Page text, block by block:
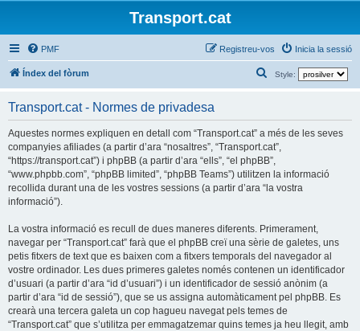
Transport.cat
PMF Inicia la sessió
Registreu-vos
Índex del fòrum Style:
e
c
a
Transport.cat - Normes de privadesa
Aquestes normes expliquen en detall com “Transport.cat” a més de les seves
companyies afiliades (a partir d’ara “nosaltres”, “Transport.cat”,
“https://transport.cat”) i phpBB (a partir d’ara “ells”, “el phpBB”,
“www.phpbb.com”, “phpBB limited”, “phpBB Teams”) utilitzen la informació
recollida durant una de les vostres sessions (a partir d’ara “la vostra
informació”).
La vostra informació es recull de dues maneres diferents. Primerament,
navegar per “Transport.cat” farà que el phpBB creï una sèrie de galetes, uns
petis fitxers de text que es baixen com a fitxers temporals del navegador al
vostre ordinador. Les dues primeres galetes només contenen un identificador
d’usuari (a partir d’ara “id d’usuari”) i un identificador de sessió anònim (a
partir d’ara “id de sessió”), que se us assigna automàticament pel phpBB. Es
crearà una tercera galeta un cop hagueu navegat pels temes de
“Transport.cat” que s’utilitza per emmagatzemar quins temes ja heu llegit, amb